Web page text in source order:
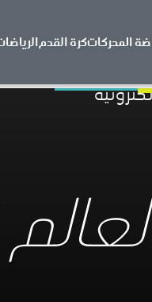
المحركاتكرة القدم